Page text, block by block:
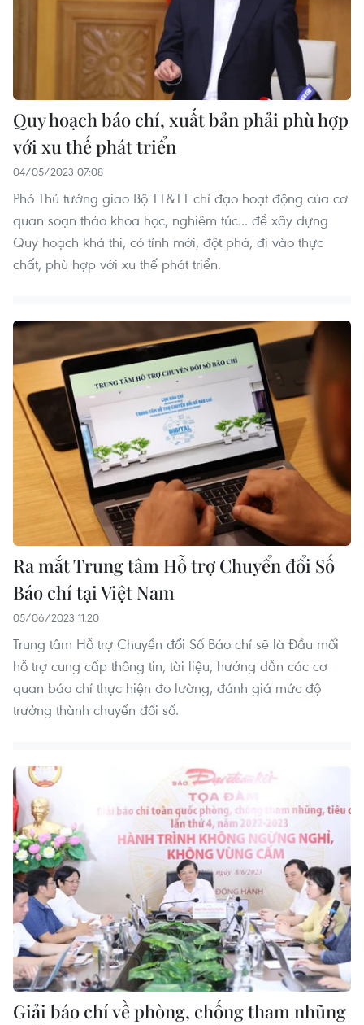
Quy hoạch báo chí, xuất bản phải phù hợp
với xu thế phát triển
04/05/2023 07:08
Phó Thủ tướng giao Bộ TT&TT chỉ đạo hoạt động của cơ
quan soạn thảo khoa học, nghiêm túc... để xây dựng
Quy hoạch khả thi, có tính mới, đột phá, đi vào thực
chất, phù hợp với xu thế phát triển.
Ra mắt Trung tâm Hỗ trợ Chuyển đổi Số
Báo chí tại Việt Nam
05/06/2023 11:20
Trung tâm Hỗ trợ Chuyển đổi Số Báo chí sẽ là Đầu mối
hỗ trợ cung cấp thông tin, tài liệu, hướng dẫn các cơ
quan báo chí thực hiện đo lường, đánh giá mức độ
trưởng thành chuyển đổi số.
Giải báo chí về phòng, chống tham nhũng